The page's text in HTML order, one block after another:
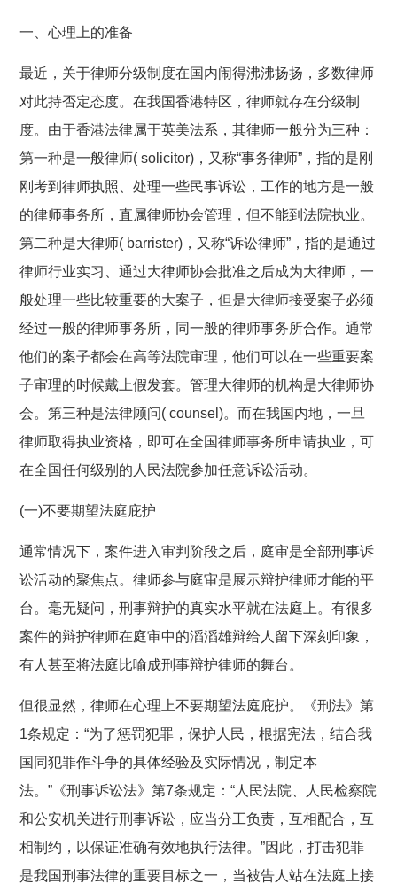
一、心理上的准备
最近，关于律师分级制度在国内闹得沸沸扬扬，多数律师
对此持否定态度。在我国香港特区，律师就存在分级制
度。由于香港法律属于英美法系，其律师一般分为三种：
第一种是一般律师( solicitor)，又称“事务律师”，指的是刚
刚考到律师执照、处理一些民事诉讼，工作的地方是一般
的律师事务所，直属律师协会管理，但不能到法院执业。
第二种是大律师( barrister)，又称“诉讼律师”，指的是通过
律师行业实习、通过大律师协会批准之后成为大律师，一
般处理一些比较重要的大案子，但是大律师接受案子必须
经过一般的律师事务所，同一般的律师事务所合作。通常
他们的案子都会在高等法院审理，他们可以在一些重要案
子审理的时候戴上假发套。管理大律师的机构是大律师协
会。第三种是法律顾问( counsel)。而在我国内地，一旦
律师取得执业资格，即可在全国律师事务所申请执业，可
在全国任何级别的人民法院参加任意诉讼活动。
(一)不要期望法庭庇护
通常情况下，案件进入审判阶段之后，庭审是全部刑事诉
讼活动的聚焦点。律师参与庭审是展示辩护律师才能的平
台。毫无疑问，刑事辩护的真实水平就在法庭上。有很多
案件的辩护律师在庭审中的滔滔雄辩给人留下深刻印象，
有人甚至将法庭比喻成刑事辩护律师的舞台。
但很显然，律师在心理上不要期望法庭庇护。《刑法》第
1条规定：“为了惩罚犯罪，保护人民，根据宪法，结合我
国同犯罪作斗争的具体经验及实际情况，制定本
法。”《刑事诉讼法》第7条规定：“人民法院、人民检察院
和公安机关进行刑事诉讼，应当分工负责，互相配合，互
相制约，以保证准确有效地执行法律。”因此，打击犯罪
是我国刑事法律的重要目标之一，当被告人站在法庭上接